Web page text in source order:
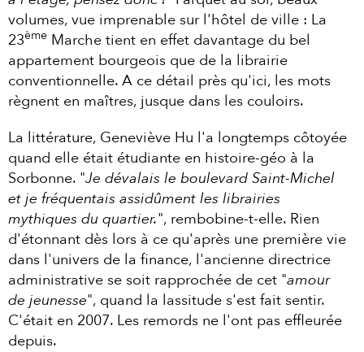
volumes, vue imprenable sur l'hôtel de ville : La
23ème Marche tient en effet davantage du bel
appartement bourgeois que de la librairie
conventionnelle. A ce détail près qu'ici, les mots
règnent en maîtres, jusque dans les couloirs.
La littérature, Geneviève Hu l'a longtemps côtoyée
quand elle était étudiante en histoire-géo à la
Sorbonne. "Je dévalais le boulevard Saint-Michel
et je fréquentais assidûment les librairies
mythiques du quartier.", rembobine-t-elle. Rien
d'étonnant dès lors à ce qu'après une première vie
dans l'univers de la finance, l'ancienne directrice
administrative se soit rapprochée de cet "amour
de jeunesse", quand la lassitude s'est fait sentir.
C'était en 2007. Les remords ne l'ont pas effleurée
depuis.